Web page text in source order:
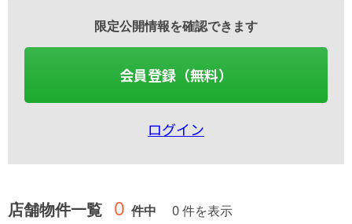
限定公開情報を確認できます
会員登録（無料）
ログイン
店舗物件一覧 0 件中 0 件を表示